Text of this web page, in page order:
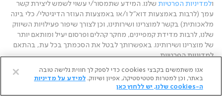
ולמדיניות הפרטיות שלנו. המידע שתמסור/י עשוי לשמש ליצירת קשר
עמך (לרבות באמצעות דוא"ל ו/או באמצעות העוזר הדיגיטלי/ כלי בינה
מלאכותית) בקשר למוצרינו ושירותינו, וכן לצורך שיפור פעילויות השיווק
שלנו, לרבות מדידת קמפיינים, מחקר קהלים ופרסום יעיל ומותאם יותר
של מוצרינו ושירותינו. באפשרותך לבטל את הסכמתך בכל עת, בהתאם
למדיניות הפרטיות.
אנו משתמשים בקבצי cookies כדי לספק לך חווית גלישה טובה
באתר, וכן למטרות סטטיסטיקה, אפיון ושיווק.למידע על מדיניות
ה-cookies שלנו, יש ללחוץ כאן